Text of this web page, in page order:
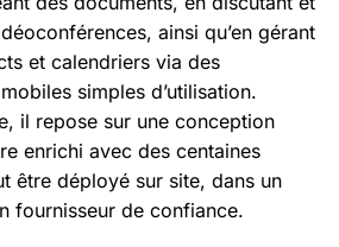
ainsi qu’en gérant
et calendriers via des
simples d’utilisation.
il repose sur une conception
enrichi avec des centaines
être déployé sur site, dans un
fournisseur de confiance.